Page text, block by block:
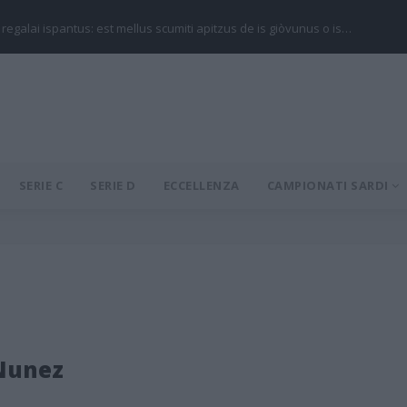
regalai ispantus: est mellus scumiti apitzus de is giòvunus o is…
SERIE C SERIE D ECCELLENZA CAMPIONATI SARDI